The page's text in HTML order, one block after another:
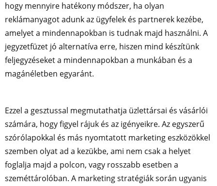
hogy mennyire hatékony módszer, ha olyan
reklámanyagot adunk az ügyfelek és partnerek kezébe,
amelyet a mindennapokban is tudnak majd használni. A
jegyzetfüzet jó alternatíva erre, hiszen mind készítünk
feljegyzéseket a mindennapokban a munkában és a
magánéletben egyaránt.
Ezzel a gesztussal megmutathatja üzlettársai és vásárlói
számára, hogy figyel rájuk és az igényeikre. Az egyszerű
szórólapokkal és más nyomtatott marketing eszközökkel
szemben olyat ad a kezükbe, ami nem csak a helyet
foglalja majd a polcon, vagy rosszabb esetben a
szeméttárolóban. A marketing stratégiák során ugyanis